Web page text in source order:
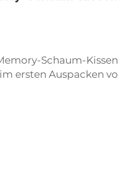
Schaum-
ersten Auspacken
und fragen sich
bereits seit...